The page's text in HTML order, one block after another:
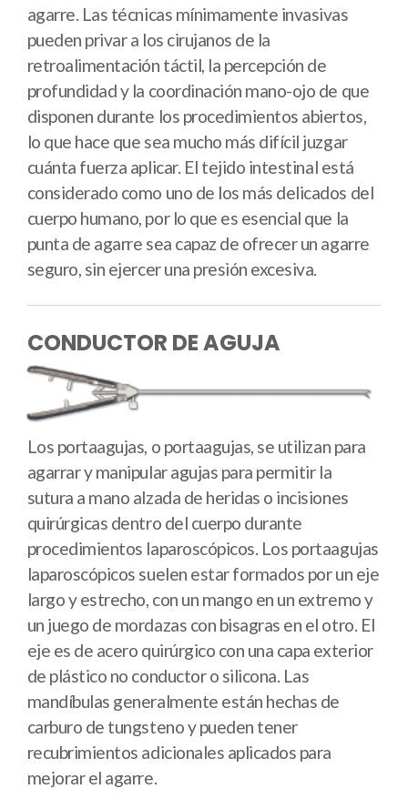
agarre. Las técnicas mínimamente invasivas
pueden privar a los cirujanos de la
retroalimentación táctil, la percepción de
profundidad y la coordinación mano-ojo de que
disponen durante los procedimientos abiertos,
lo que hace que sea mucho más difícil juzgar
cuánta fuerza aplicar. El tejido intestinal está
considerado como uno de los más delicados del
cuerpo humano, por lo que es esencial que la
punta de agarre sea capaz de ofrecer un agarre
seguro, sin ejercer una presión excesiva.
CONDUCTOR DE AGUJA
Los portaagujas, o portaagujas, se utilizan para
agarrar y manipular agujas para permitir la
sutura a mano alzada de heridas o incisiones
quirúrgicas dentro del cuerpo durante
procedimientos laparoscópicos. Los portaagujas
laparoscópicos suelen estar formados por un eje
largo y estrecho, con un mango en un extremo y
un juego de mordazas con bisagras en el otro. El
eje es de acero quirúrgico con una capa exterior
de plástico no conductor o silicona. Las
mandíbulas generalmente están hechas de
carburo de tungsteno y pueden tener
recubrimientos adicionales aplicados para
mejorar el agarre.